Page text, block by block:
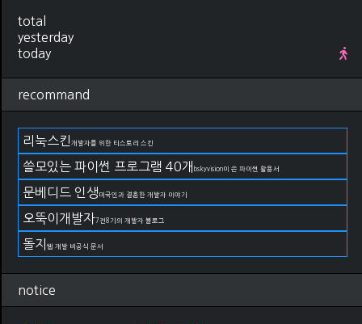
total
yesterday
today
recommand
리눅스킨 개발자를 위한 티스토리 스킨
쓸모있는 파이썬 프로그램 40개 bskyvision이 쓴 파이썬 활용서
문베디드 인생 미국인과 결혼한 개발자 이야기
오뚝이개발자7전8기의 개발자 블로그
돌지 웹 개발 비공식 문서
notice